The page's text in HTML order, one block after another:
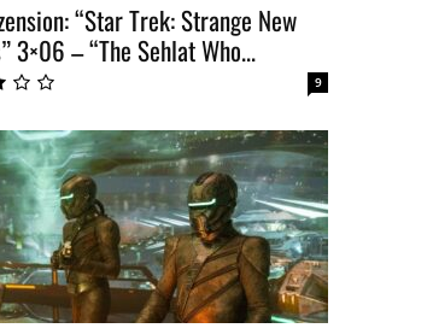
“Star Trek: Strange New
3×06 – “The Sehlat Who...
9